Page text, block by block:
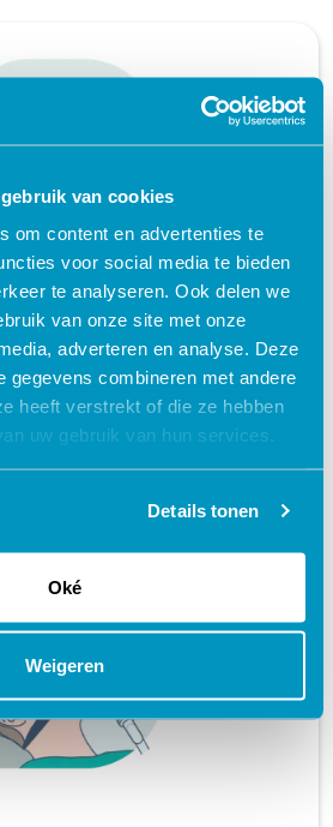
van cookies
om content en advertenties te
voor social media te bieden
te analyseren. Ook delen we
van onze site met onze
adverteren en analyse. Deze
gegevens combineren met andere
heeft verstrekt of die ze hebben
uw gebruik van hun services.
Details tonen
Oké
Weigeren
Perfusor® Space